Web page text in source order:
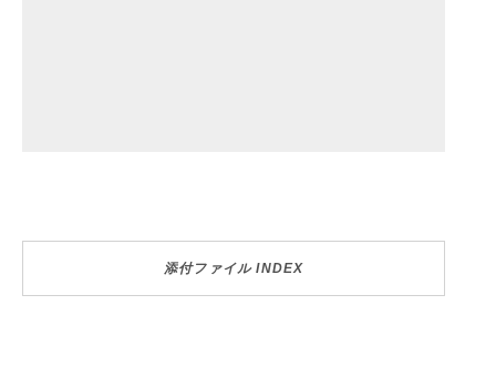
添付ファイル INDEX